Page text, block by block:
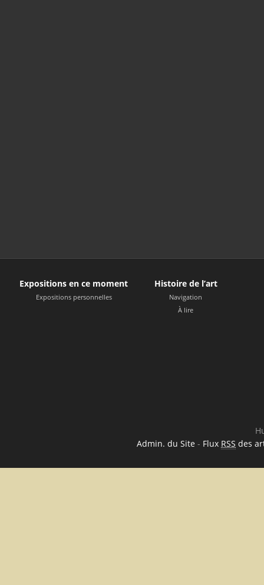
Expositions en ce moment
Expositions personnelles
Histoire de l’art
Navigation
À lire
Admin. du Site - Flux RSS des